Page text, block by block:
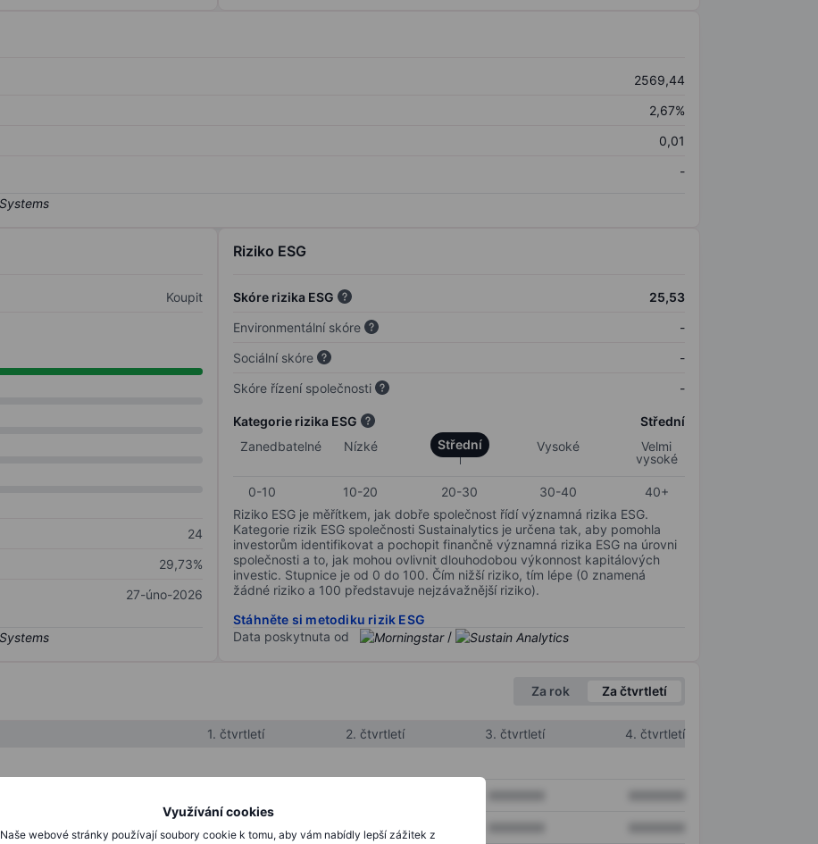
Využívání cookies
Naše webové stránky používají soubory cookie k tomu, aby vám nabídly lepší zážitek z
2569,44
2,67%
0,01
-
Koupit
24
29,73%
27-úno-2026
Riziko ESG
Skóre rizika ESG
25,53
Environmentální skóre
-
Sociální skóre
-
Skóre řízení společnosti
-
Kategorie rizika ESG
Střední
Zanedbatelné
Nízké Střední Vysoké
Velmi
vysoké
0-10 10-20 20-30 30-40
40+
Riziko ESG je měřítkem, jak dobře společnost řídí významná rizika ESG.
Kategorie rizik ESG společnosti Sustainalytics je určena tak, aby pomohla
investorům identifikovat a pochopit finančně významná rizika ESG na úrovni
společnosti a to, jak mohou ovlivnit dlouhodobou výkonnost kapitálových
investic. Stupnice je od 0 do 100. Čím nižší riziko, tím lépe (0 znamená
žádné riziko a 100 představuje nejzávažnější riziko).
Stáhněte si metodiku rizik ESG
Data poskytnuta od
/
Za rok Za čtvrtletí
1. čtvrtletí 2. čtvrtletí 3. čtvrtletí
4. čtvrtletí
XXXXXXX XXXXXXX